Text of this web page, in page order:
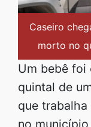
Caseiro
morto no
Um bebê foi
quintal de
que
no